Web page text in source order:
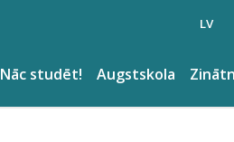
LV
Augstskola
Nāc studēt!